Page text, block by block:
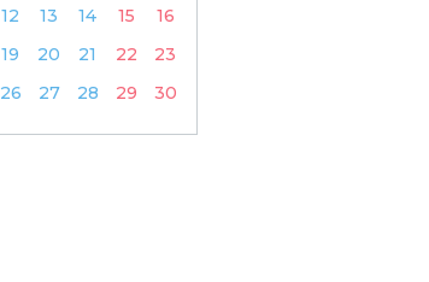
12 13 14 15
16
19 20 21 22
23
26 27 28 29 30